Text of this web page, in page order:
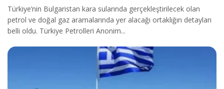
Türkiye’nin Bulgaristan kara sularında gerçekleştirilecek olan
petrol ve doğal gaz aramalarında yer alacağı ortaklığın detayları
belli oldu. Türkiye Petrolleri Anonim...